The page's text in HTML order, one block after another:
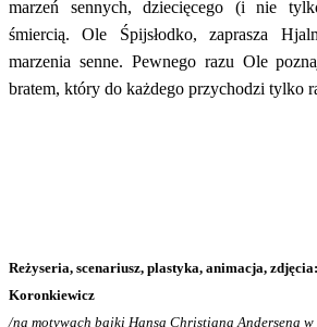
marzeń sennych, dziecięcego (i nie
śmiercią. Ole Śpijsłodko, zaprasza
marzenia senne. Pewnego razu Ole
bratem, który do każdego przychodzi tylko
Reżyseria, scenariusz, plastyka, animacja,
Koronkiewicz
/na motywach bajki Hansa Christiana Andersena w